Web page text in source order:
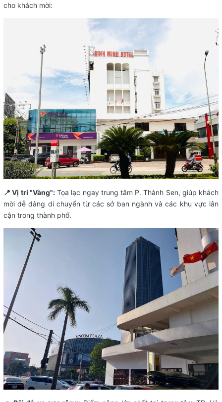
cho khách mời:
📍 Vị trí "Vàng":Tọa lạc ngay trung tâm P. Thành Sen, giúp khách
mời dễ dàng di chuyển từ các sở ban ngành và các khu vực lân
cận trong thành phố.